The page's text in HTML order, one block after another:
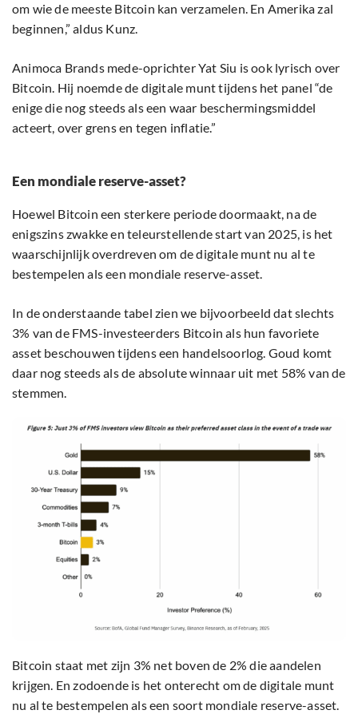
om wie de meeste Bitcoin kan verzamelen. En Amerika zal
beginnen,” aldus Kunz.
Animoca Brands mede-oprichter Yat Siu is ook lyrisch over
Bitcoin. Hij noemde de digitale munt tijdens het panel “de
enige die nog steeds als een waar beschermingsmiddel
acteert, over grens en tegen inflatie.”
Een mondiale reserve-asset?
Hoewel Bitcoin een sterkere periode doormaakt, na de
enigszins zwakke en teleurstellende start van 2025, is het
waarschijnlijk overdreven om de digitale munt nu al te
bestempelen als een mondiale reserve-asset.
In de onderstaande tabel zien we bijvoorbeeld dat slechts
3% van de FMS-investeerders Bitcoin als hun favoriete
asset beschouwen tijdens een handelsoorlog. Goud komt
daar nog steeds als de absolute winnaar uit met 58% van de
stemmen.
Bitcoin staat met zijn 3% net boven de 2% die aandelen
krijgen. En zodoende is het onterecht om de digitale munt
nu al te bestempelen als een soort mondiale reserve-asset.